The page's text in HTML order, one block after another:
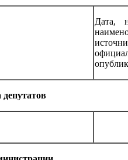
Дата,